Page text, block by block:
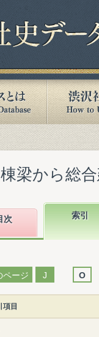
梁から総
次 索引
ページ J O
項目